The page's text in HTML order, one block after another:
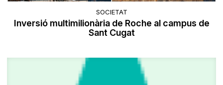
SOCIETAT
Inversió multimilionària de Roche al campus de
Sant Cugat